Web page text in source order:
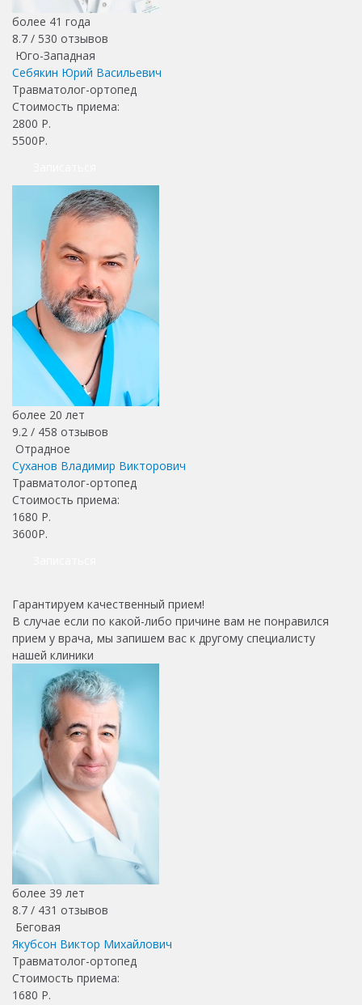
более 41 года
8.7 / 530 отзывов
Юго-Западная
Себякин Юрий Васильевич
Травматолог-ортопед
Стоимость приема:
2800 Р.
5500Р.
более 20 лет
9.2 / 458 отзывов
Отрадное
Суханов Владимир Викторович
Травматолог-ортопед
Стоимость приема:
1680 Р.
3600Р.
Гарантируем качественный прием!
В случае если по какой-либо причине вам не понравился
прием у врача, мы запишем вас к другому специалисту
нашей клиники
более 39 лет
8.7 / 431 отзывов
Беговая
Якубсон Виктор Михайлович
Травматолог-ортопед
Стоимость приема:
1680 Р.